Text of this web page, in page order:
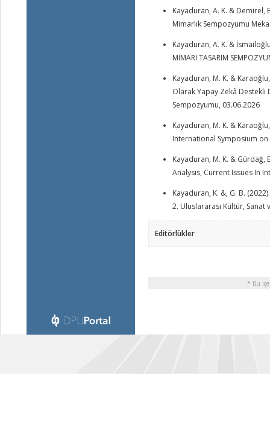
Kayaduran, A. K. & Demirel,
Mimarlık Sempozyumu
Kayaduran, A. K. &
MİMARİ TASARIM
Kayaduran, M. K. &
Olarak Yapay Zekâ Destekli
Sempozyumu, 03.06.2026
Kayaduran, M. K. &
International Symposium
Kayaduran, M. K. &
Analysis, Current Issues In
Kayaduran, K. &, G. B.
2. Uluslararası Kültür,
Editörlükler
* Bu